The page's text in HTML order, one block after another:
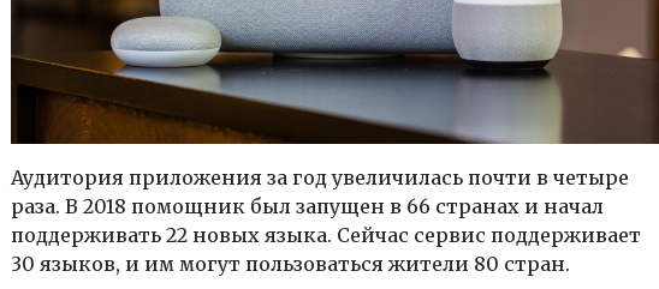
Аудитория приложения за год увеличилась почти в четыре
раза. В 2018 помощник был запущен в 66 странах и начал
поддерживать 22 новых языка. Сейчас сервис поддерживает
30 языков, и им могут пользоваться жители 80 стран.